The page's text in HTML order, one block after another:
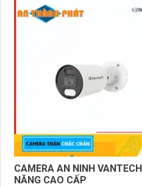
CAMERA AN NINH
NĂNG CAO CẤP